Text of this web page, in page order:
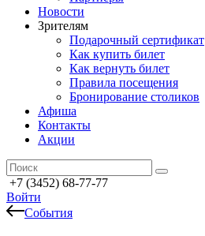
Новости
Зрителям
Подарочный сертификат
Как купить билет
Как вернуть билет
Правила посещения
Бронирование столиков
Афиша
Контакты
Акции
+7 (3452) 68-77-77
Войти
События